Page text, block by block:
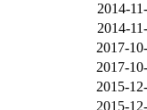
2014-
2014-
2017-
2017-
2015-
2015-